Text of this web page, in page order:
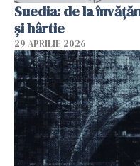
Suedia: de la
și hârtie
29 APRILIE 2026